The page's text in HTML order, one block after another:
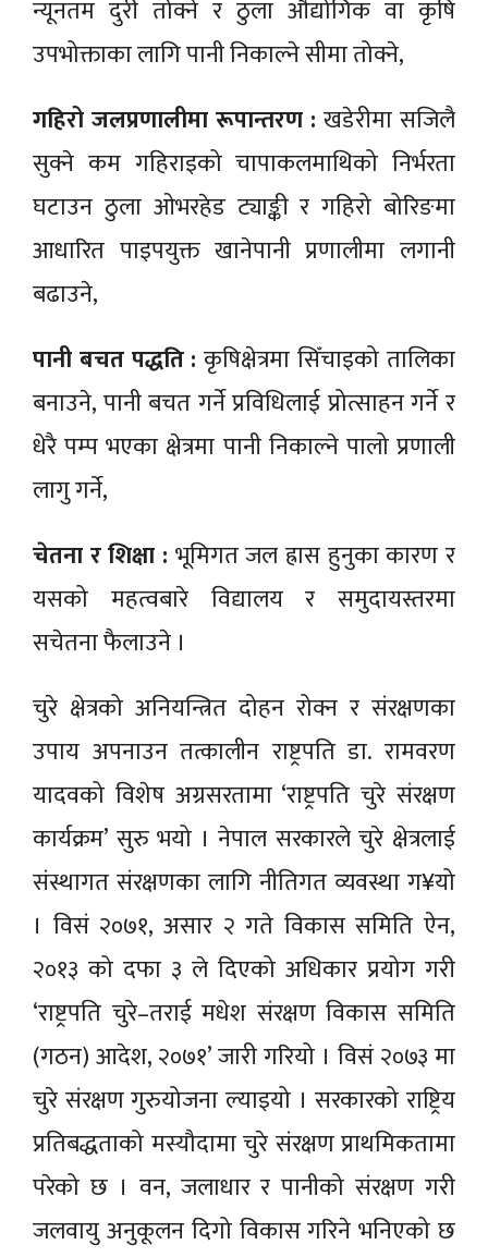
न्यूनतम दुरी तोक्ने र ठुला औद्योगिक वा कृषि
उपभोक्ताका लागि पानी निकाल्ने सीमा तोक्ने,
गहिरो जलप्रणालीमा रूपान्तरण : खडेरीमा सजिलै
सुक्ने कम गहिराइको चापाकलमाथिको निर्भरता
घटाउन ठुला ओभरहेड ट्याङ्की र गहिरो बोरिङमा
आधारित पाइपयुक्त खानेपानी प्रणालीमा लगानी
बढाउने,
पानी बचत पद्धति : कृषिक्षेत्रमा सिँचाइको तालिका
बनाउने, पानी बचत गर्ने प्रविधिलाई प्रोत्साहन गर्ने र
धेरै पम्प भएका क्षेत्रमा पानी निकाल्ने पालो प्रणाली
लागु गर्ने,
चेतना र शिक्षा : भूमिगत जल ह्रास हुनुका कारण र
यसको महत्वबारे विद्यालय र समुदायस्तरमा
सचेतना फैलाउने ।
चुरे क्षेत्रको अनियन्त्रित दोहन रोक्न र संरक्षणका
उपाय अपनाउन तत्कालीन राष्ट्रपति डा. रामवरण
यादवको विशेष अग्रसरतामा ‘राष्ट्रपति चुरे संरक्षण
कार्यक्रम’ सुरु भयो । नेपाल सरकारले चुरे क्षेत्रलाई
संस्थागत संरक्षणका लागि नीतिगत व्यवस्था ग¥यो
। विसं २०७१, असार २ गते विकास समिति ऐन,
२०१३ को दफा ३ ले दिएको अधिकार प्रयोग गरी
‘राष्ट्रपति चुरे–तराई मधेश संरक्षण विकास समिति
(गठन) आदेश, २०७१’ जारी गरियो । विसं २०७३ मा
चुरे संरक्षण गुरुयोजना ल्याइयो । सरकारको राष्ट्रिय
प्रतिबद्धताको मस्यौदामा चुरे संरक्षण प्राथमिकतामा
परेको छ । वन, जलाधार र पानीको संरक्षण गरी
जलवायु अनुकूलन दिगो विकास गरिने भनिएको छ